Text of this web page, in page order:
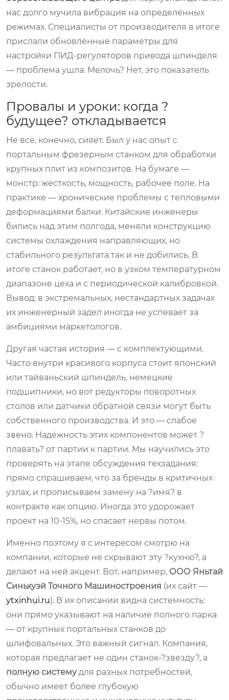
нас долго мучила вибрация на определённых
режимах. Специалисты от производителя в итоге
прислали обновлённые параметры для
настройки ПИД-регуляторов привода шпинделя
— проблема ушла. Мелочь? Нет, это показатель
зрелости.
Провалы и уроки: когда ?
будущее? откладывается
Не всё, конечно, сияет. Был у нас опыт с
портальным фрезерным станком для обработки
крупных плит из композитов. На бумаге —
монстр: жёсткость, мощность, рабочее поле. На
практике — хронические проблемы с тепловыми
деформациями балки. Китайские инженеры
бились над этим полгода, меняли конструкцию
системы охлаждения направляющих, но
стабильного результата так и не добились. В
итоге станок работает, но в узком температурном
диапазоне цеха и с периодической калибровкой.
Вывод: в экстремальных, нестандартных задачах
их инженерный задел иногда не успевает за
амбициями маркетологов.
Другая частая история — с комплектующими.
Часто внутри красивого корпуса стоит японский
или тайваньский шпиндель, немецкие
подшипники, но вот редукторы поворотных
столов или датчики обратной связи могут быть
собственного производства. И это — слабое
звено. Надёжность этих компонентов может ?
плавать? от партии к партии. Мы научились это
проверять на этапе обсуждения техзадания:
прямо спрашиваем, что за бренды в критичных
узлах, и прописываем замену на ?имя? в
контракте как опцию. Иногда это удорожает
проект на 10-15%, но спасает нервы потом.
Именно поэтому я с интересом смотрю на
компании, которые не скрывают эту ?кухню?, а
делают на ней акцент. Вот, например, ООО Яньтай
Синьхуэй Точного Машиностроения (их сайт —
ytxinhui.ru). В их описании видна системность:
они прямо указывают на наличие полного парка
— от крупных портальных станков до
шлифовальных. Это важный сигнал. Компания,
которая предлагает не один станок-?звезду?, а
полную системудля разных потребностей,
обычно имеет более глубокую